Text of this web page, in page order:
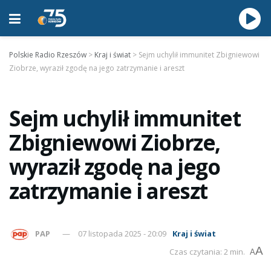
Polskie Radio Rzeszów > Kraj i świat > Sejm uchylił immunitet Zbigniewowi
Ziobrze, wyraził zgodę na jego zatrzymanie i areszt
Sejm uchylił immunitet
Zbigniewowi Ziobrze,
wyraził zgodę na jego
zatrzymanie i areszt
PAP 07 listopada 2025 - 20:09
Kraj i świat
Czas czytania: 2 min. AA